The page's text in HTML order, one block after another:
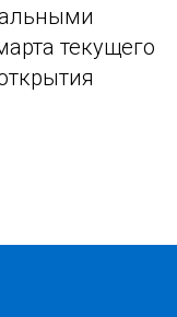
текущего